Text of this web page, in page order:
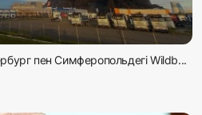
пен Симферопольдегі Wildb...